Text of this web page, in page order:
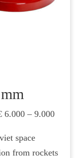
6.000 – 9.000
space
from rockets